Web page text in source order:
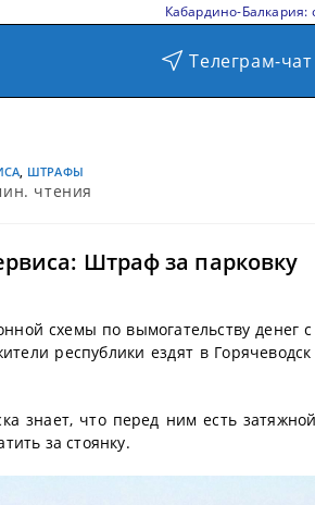
Кабардино-Балкария:
Телеграм-чат
, ШТРАФЫ
чтения
Штраф за парковку
схемы по вымогательству денег
республики ездят в
знает, что перед ним есть
за стоянку.